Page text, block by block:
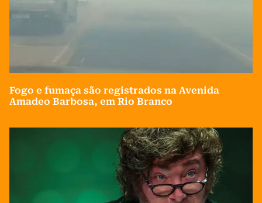
Fogo e fumaça são registrados na Avenida
Amadeo Barbosa, em Rio Branco